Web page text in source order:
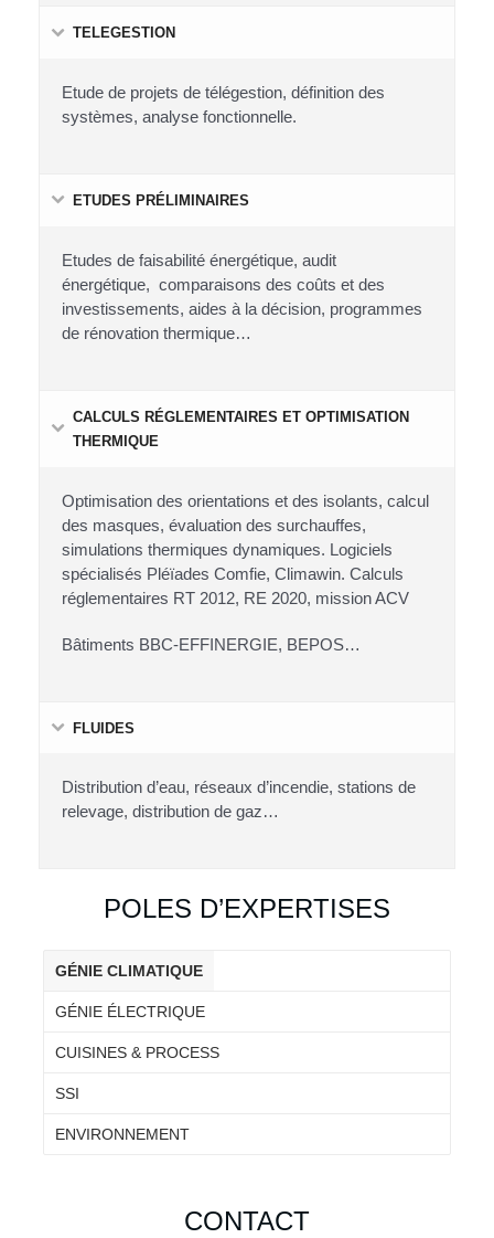
TELEGESTION
Etude de projets de télégestion, définition des
systèmes, analyse fonctionnelle.
ETUDES PRÉLIMINAIRES
Etudes de faisabilité énergétique, audit
énergétique, comparaisons des coûts et des
investissements, aides à la décision, programmes
de rénovation thermique…
CALCULS RÉGLEMENTAIRES ET OPTIMISATION
THERMIQUE
Optimisation des orientations et des isolants, calcul
des masques, évaluation des surchauffes,
simulations thermiques dynamiques. Logiciels
spécialisés Pléïades Comfie, Climawin. Calculs
réglementaires RT 2012, RE 2020, mission ACV
Bâtiments BBC-EFFINERGIE, BEPOS…
FLUIDES
Distribution d’eau, réseaux d’incendie, stations de
relevage, distribution de gaz…
POLES D’EXPERTISES
GÉNIE CLIMATIQUE
GÉNIE ÉLECTRIQUE
CUISINES & PROCESS
SSI
ENVIRONNEMENT
CONTACT